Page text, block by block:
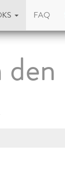
FAQ